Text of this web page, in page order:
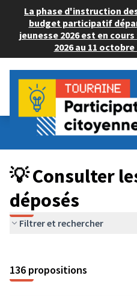
La phase d'instruction
budget participatif
jeunesse 2026 est en
2026 au 11 octobre
Budget Participatif JEUNESSE
💡 Consulter les projets
💡 Consulter
déposés
Filtrer et rechercher
136 propositions